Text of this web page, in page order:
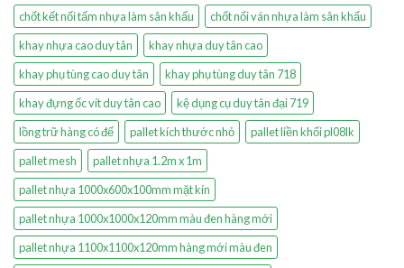
chốt kết nối tấm nhựa làm sân khấu
chốt nối ván nhựa làm sân khấu
khay nhựa cao duy tân
khay nhựa duy tân cao
khay phụ tùng cao duy tân
khay phụ tùng duy tân 718
khay đựng ốc vít duy tân cao
kệ dụng cụ duy tân đại 719
lồng trữ hàng có đế
pallet kích thước nhỏ
pallet liền khối pl08lk
pallet mesh
pallet nhựa 1.2m x 1m
pallet nhựa 1000x600x100mm mặt kín
pallet nhựa 1000x1000x120mm màu đen hàng mới
pallet nhựa 1100x1100x120mm hàng mới màu đen